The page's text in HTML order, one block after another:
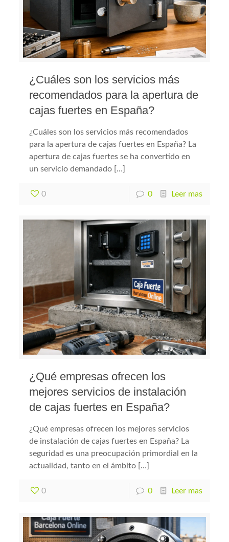
¿Cuáles son los servicios más
recomendados para la apertura de
cajas fuertes en España?
¿Cuáles son los servicios más recomendados
para la apertura de cajas fuertes en España? La
apertura de cajas fuertes se ha convertido en
un servicio demandado […]
0 0 Leer mas
¿Qué empresas ofrecen los
mejores servicios de instalación
de cajas fuertes en España?
¿Qué empresas ofrecen los mejores servicios
de instalación de cajas fuertes en España? La
seguridad es una preocupación primordial en la
actualidad, tanto en el ámbito […]
0 0 Leer mas